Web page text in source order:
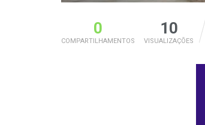
0
COMPARTILHAMENTOS
10
VISUALIZAÇÕES